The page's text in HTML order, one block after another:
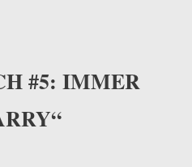
#5: IMMER